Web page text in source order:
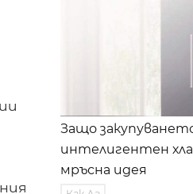
Защо
интелигентен
мръсна идея